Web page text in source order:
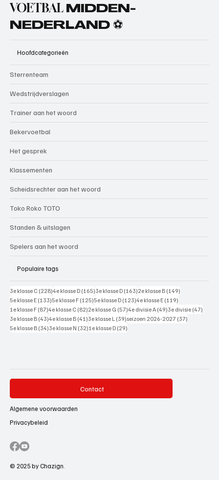
VOETBAL MIDDEN-
NEDERLAND ⚽
Hoofdcategorieën
Sterrenteam
Wedstrijdverslagen
Trainer aan het woord
Bekervoetbal
Het gesprek
Klassementen
Scheidsrechter aan het woord
Toko Roko TOTO
Standen & uitslagen
Spelers aan het woord
Populaire tags
3e klasse C (228)228 posts
4e klasse D (165)165 posts
3e klasse D (163)163 posts
2e klasse B (149)
5e klasse E (133)133 posts
5e klasse F (125)125 posts
5e klasse D (123)123 posts
4e klasse E (119)
1e klasse F (87)87 posts
4e klasse C (82)82 posts
2e klasse G (57)57 posts
4e divisie A (49)49 posts
3e divisie (47)
3e klasse B (43)43 posts
4e klasse B (41)41 posts
3e klasse L (39)39 posts
seizoen 2026-2027 (37)
5e klasse B (34)34 posts
3e klasse N (32)32 posts
1e klasse D (29)
Contact
Algemene voorwaarden
Privacybeleid
© 2025 by Chazign.